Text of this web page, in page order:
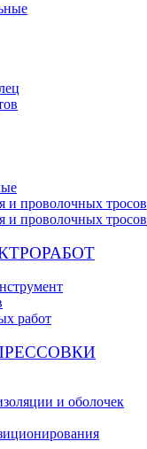
и проволочных тросов
и проволочных тросов
работ
и оболочек